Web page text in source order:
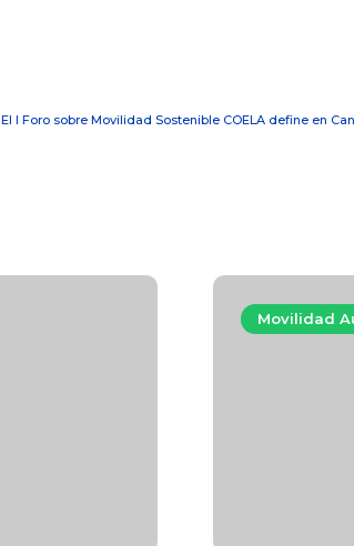
El I Foro sobre Movilidad Sostenible COELA define en
Movilidad